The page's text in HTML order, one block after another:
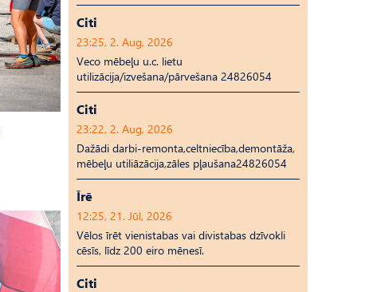
Citi
23:25, 2. Aug, 2026
Veco mēbeļu u.c. lietu
utilizācija/izvešana/pārvešana 24826054
Citi
23:22, 2. Aug, 2026
Dažādi darbi-remonta,celtniecība,demontāža,
mēbeļu utiliāzācija,zāles pļaušana24826054
Īrē
12:25, 21. Jūl, 2026
Vēlos īrēt vienistabas vai divistabas dzīvokli
cēsīs, līdz 200 eiro mēnesī.
Citi